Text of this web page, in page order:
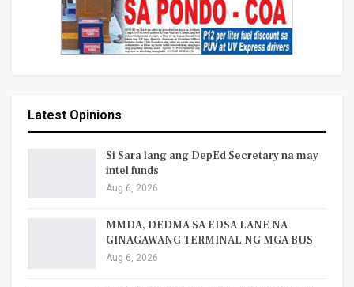
Latest Opinions
Si Sara lang ang DepEd Secretary na may
intel funds
Aug 6, 2026
MMDA, DEDMA SA EDSA LANE NA
GINAGAWANG TERMINAL NG MGA BUS
Aug 6, 2026